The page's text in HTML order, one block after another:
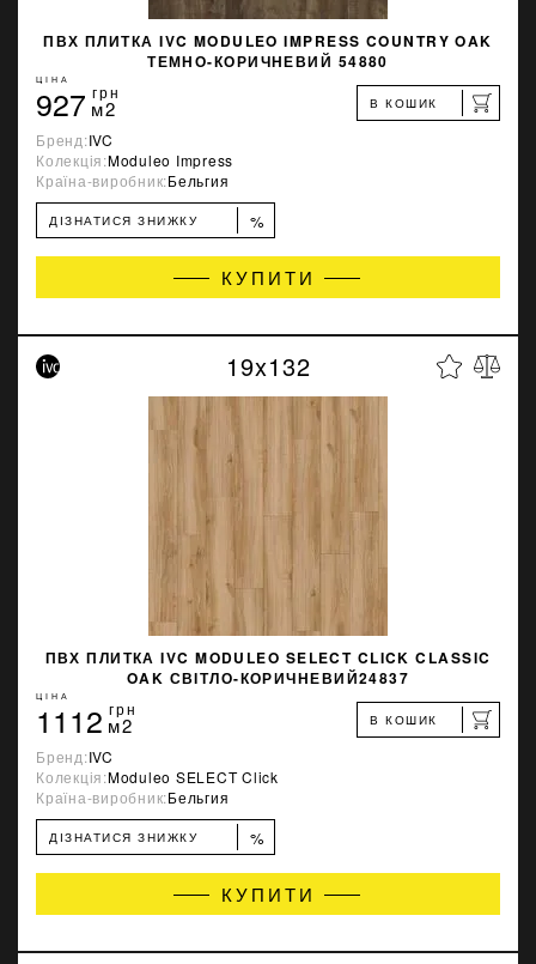
ПВХ ПЛИТКА IVC MODULEO IMPRESS COUNTRY OAK
ТЕМНО-КОРИЧНЕВИЙ 54880
ЦІНА
927 грн
м2 В КОШИК
Бренд:IVC
Колекція:Moduleo Impress
Країна-виробник:Бельгия
ДІЗНАТИСЯ ЗНИЖКУ %
КУПИТИ
19x132
ПВХ ПЛИТКА IVC MODULEO SELECT CLICK CLASSIC
OAK СВІТЛО-КОРИЧНЕВИЙ24837
ЦІНА
1112 грн
м2 В КОШИК
Бренд:IVC
Колекція:Moduleo SELECT Click
Країна-виробник:Бельгия
ДІЗНАТИСЯ ЗНИЖКУ %
КУПИТИ